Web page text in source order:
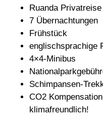
Ruanda
7 Über­nach­tun­gen
Früh­stück
eng­lisch­spra­chige
4×4‑Minibus
Schim­pan­sen-
CO2
klimafreundlich!